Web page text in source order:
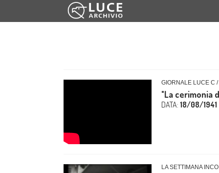
GIORNALE LUCE C
"La cerimonia
DATA: 18/08/1941
LA SETTIMANA